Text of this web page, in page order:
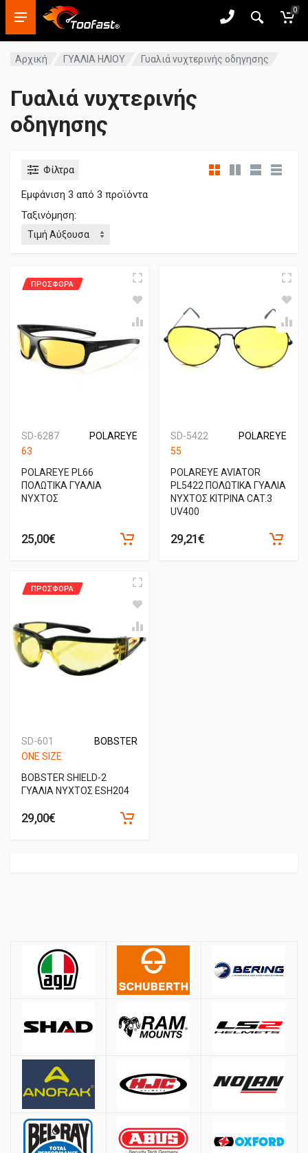
0
Αρχική ΓΥΑΛΙΑ ΗΛΙΟΥ Γυαλιά νυχτερινής οδηγησης
Γυαλιά νυχτερινής
οδηγησης
Φίλτρα
Εμφάνιση 3 από 3 προϊόντα
Ταξινόμηση:
SD-6287
POLAREYE
63
ΠΡΟΣΦΟΡΑ
POLAREYE PL66
ΠΟΛΩΤΙΚΑ ΓΥΑΛΙΑ
ΝΥΧΤΟΣ
25,00€
SD-5422
POLAREYE
55
POLAREYE AVIATOR
PL5422 ΠΟΛΩΤΙΚΑ ΓΥΑΛΙΑ
ΝΥΧΤΟΣ ΚΙΤΡΙΝΑ CAT.3
UV400
29,21€
SD-601
BOBSTER
ONE SIZE
ΠΡΟΣΦΟΡΑ
BOBSTER SHIELD-2
ΓΥΑΛΙΑ ΝΥΧΤΟΣ ESH204
29,00€